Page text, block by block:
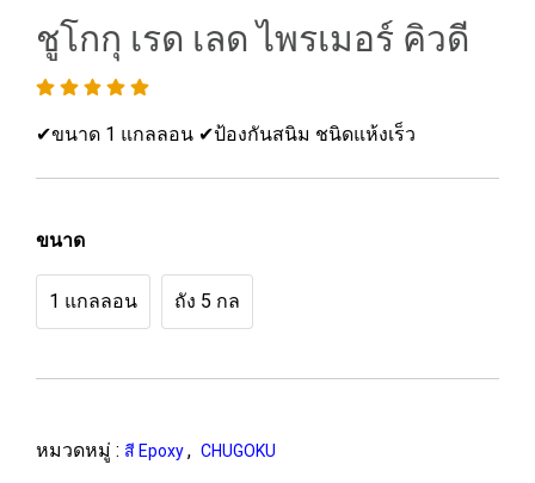
ชูโกกุ เรด เลด ไพรเมอร์ คิวดี
✔ขนาด 1 แกลลอน ✔ป้องกันสนิม ชนิดแห้งเร็ว
ขนาด
1 แกลลอน ถัง 5 กล
หมวดหมู่ : สี Epoxy, CHUGOKU